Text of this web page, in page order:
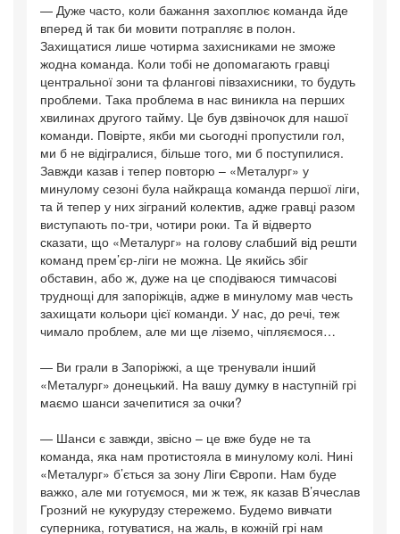
— Дуже часто, коли бажання захоплює команда йде
вперед й так би мовити потрапляє в полон.
Захищатися лише чотирма захисниками не зможе
жодна команда. Коли тобі не допомагають гравці
центральної зони та флангові півзахисники, то будуть
проблеми. Така проблема в нас виникла на перших
хвилинах другого тайму. Це був дзвіночок для нашої
команди. Повірте, якби ми сьогодні пропустили гол,
ми б не відігралися, більше того, ми б поступилися.
Завжди казав і тепер повторю – «Металург» у
минулому сезоні була найкраща команда першої ліги,
та й тепер у них зіграний колектив, адже гравці разом
виступають по-три, чотири роки. Та й відверто
сказати, що «Металург» на голову слабший від решти
команд прем’єр-ліги не можна. Це якийсь збіг
обставин, або ж, дуже на це сподіваюся тимчасові
труднощі для запоріжців, адже в минулому мав честь
захищати кольори цієї команди. У нас, до речі, теж
чимало проблем, але ми ще ліземо, чіпляємося…
— Ви грали в Запоріжжі, а ще тренували інший
«Металург» донецький. На вашу думку в наступній грі
маємо шанси зачепитися за очки?
— Шанси є завжди, звісно – це вже буде не та
команда, яка нам протистояла в минулому колі. Нині
«Металург» б’ється за зону Ліги Європи. Нам буде
важко, але ми готуємося, ми ж теж, як казав В’ячеслав
Грозний не кукурудзу стережемо. Будемо вивчати
суперника, готуватися, на жаль, в кожній грі нам